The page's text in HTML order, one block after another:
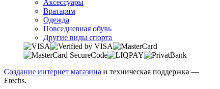
Аксессуары
Вратарям
Одежда
Повседневная обувь
Другие виды спорта
Создание интернет магазина и техническая поддержка —
Etechs.